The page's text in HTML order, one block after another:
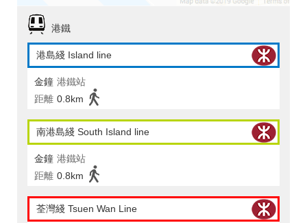
港鐵
港島綫 Island line
金鐘 港鐵站
距離 0.8km
南港島綫 South Island line
金鐘 港鐵站
距離 0.8km
荃灣綫 Tsuen Wan Line